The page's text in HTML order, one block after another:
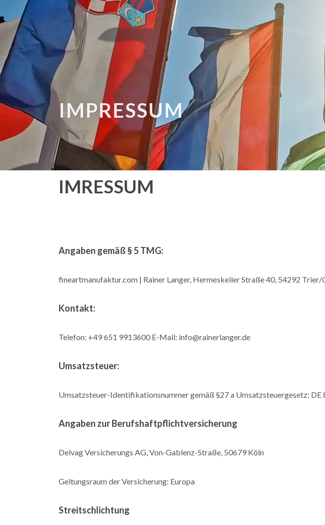
IMPRESSUM
IMRESSUM
Angaben gemäß § 5 TMG:
fineartmanufaktur.com | Rainer Langer, Hermeskeiler Straße 40, 54292 Trier/
Kontakt:
Telefon: +49 651 9913600 E-Mail: info@rainerlanger.de
Umsatzsteuer:
Umsatzsteuer-Identifikationsnummer gemäß §27 a Umsatzsteuergesetz: DE
Angaben zur Berufshaftpflichtversicherung
Delvag Versicherungs AG, Von-Gablenz-Straße, 50679 Köln
Geltungsraum der Versicherung: Europa
Streitschlichtung